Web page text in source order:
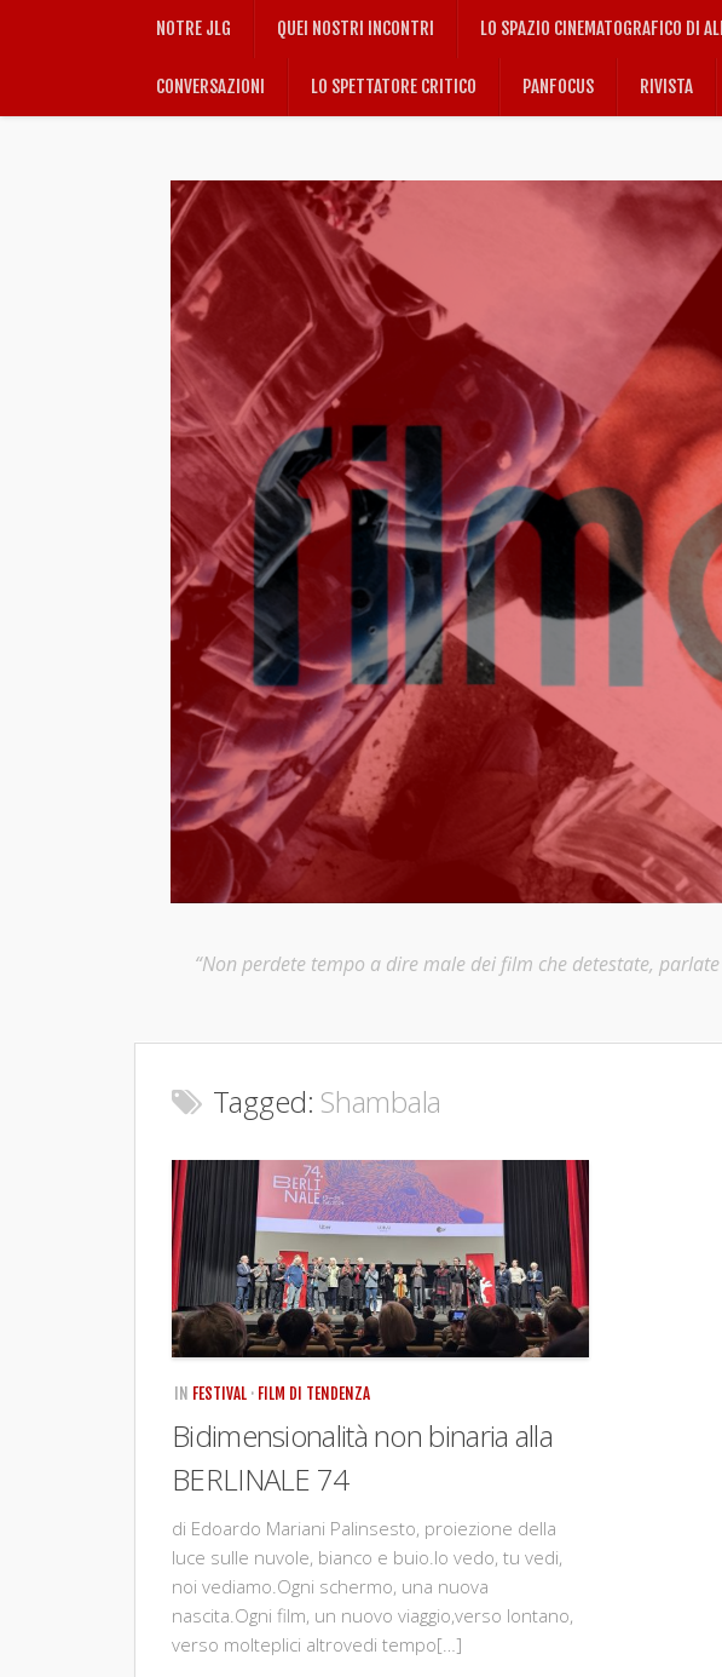
NOTRE JLG QUEI NOSTRI INCONTRI LO SPAZIO CINEMATOGRAFICO DI
CONVERSAZIONI LO SPETTATORE CRITICO PANFOCUS RIVISTA
“Non perdete tempo a dire male dei film che detestate,
Tagged: Shambala
IN FESTIVAL · FILM DI TENDENZA
Bidimensionalità non binaria alla
BERLINALE 74
di Edoardo Mariani Palinsesto, proiezione della
luce sulle nuvole, bianco e buio.Io vedo, tu vedi,
noi vediamo.Ogni schermo, una nuova
nascita.Ogni film, un nuovo viaggio,verso lontano,
verso molteplici altrovedi tempo[…]